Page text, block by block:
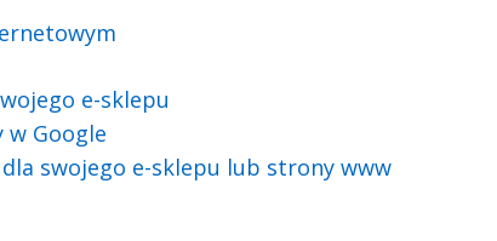
e-sklepu
Google
swojego e-sklepu lub strony www